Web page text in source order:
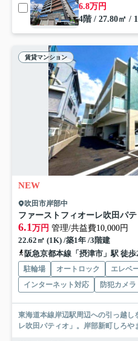
6.8万円
4階 / 27.80㎡ /
賃貸マンション
NEW
吹田市岸部中
ファーストフィオーレ吹田パテ
6.1万円 管理/共益費10,000円
22.62㎡ (1K) /築1年 /3階建
阪急京都本線「摂津市」駅 徒歩
駐輪場 オートロック エレベ
インターネット対応
防犯カメラ
東海道本線岸辺駅周辺への引っ越
レ吹田パティオ」。岸部新町しろや